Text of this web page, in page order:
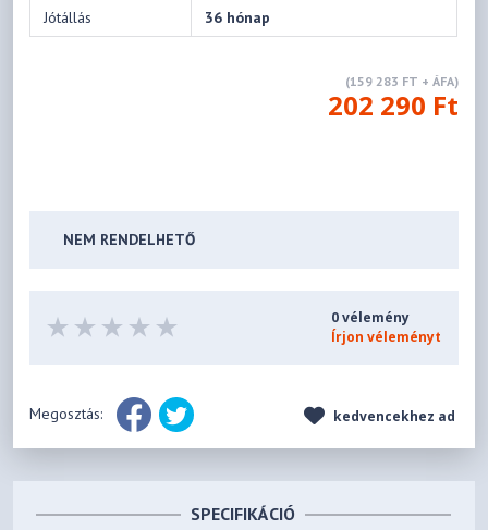
Jótállás
36 hónap
(159 283 FT + ÁFA)
202 290 Ft
NEM RENDELHETŐ
0 vélemény
Írjon véleményt
Megosztás: kedvencekhez ad
SPECIFIKÁCIÓ